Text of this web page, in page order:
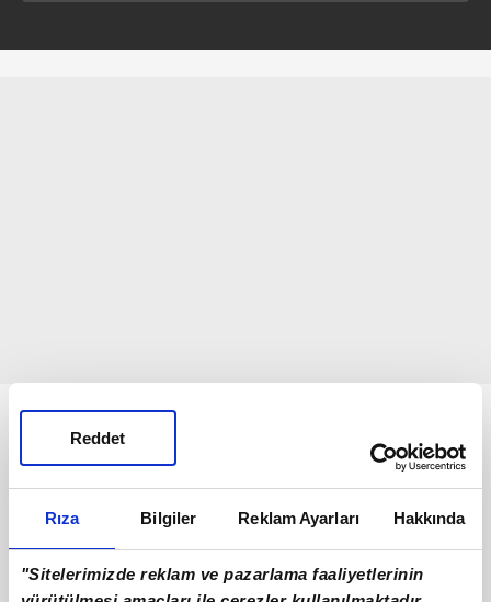
Rıza Bilgiler Reklam Ayarları Hakkında
"Sitelerimizde reklam ve pazarlama faaliyetlerinin
Reddet
Bunlar da Var